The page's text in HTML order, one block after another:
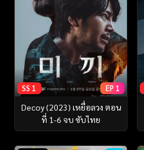
SS 1 EP 1
Decoy (2023) เหยื่อลวง ตอน
ที่ 1-6 จบ ซับไทย